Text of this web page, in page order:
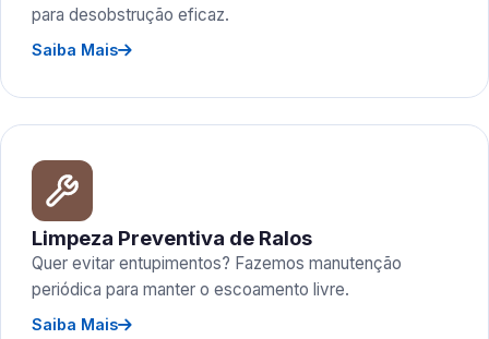
para desobstrução eficaz.
Saiba Mais
Limpeza Preventiva de Ralos
Quer evitar entupimentos? Fazemos manutenção
periódica para manter o escoamento livre.
Saiba Mais